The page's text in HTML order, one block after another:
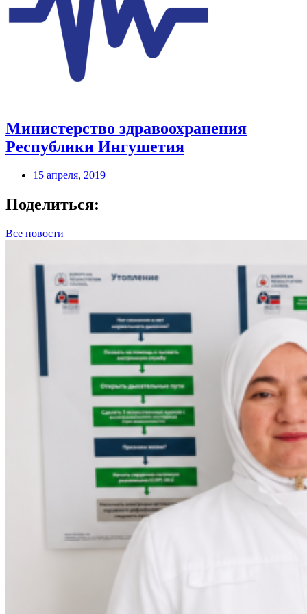
Министерство здравоохранения
Республики Ингушетия
15 апреля, 2019
Поделиться:
Все новости